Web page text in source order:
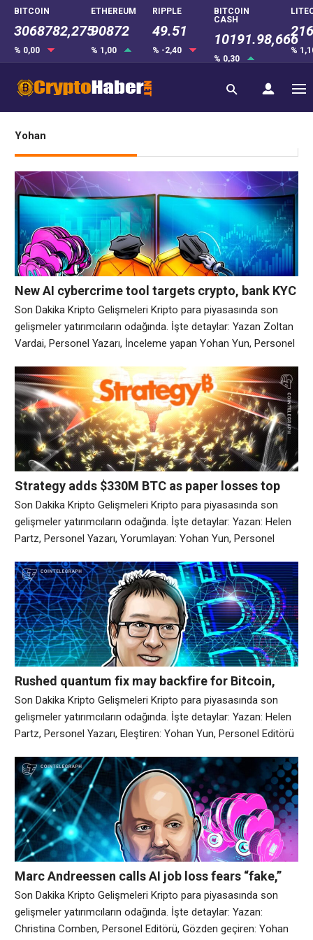
BITCOIN
3068782,275
% 0,00
ETHEREUM
90872
% 1,00
RIPPLE
49.51
% -2,40
BITCOIN
CASH
10191.98,666
% 0,30
%
Yohan
New AI cybercrime tool targets crypto, bank KYC
systems via deepfakes | Kripto Haberleri
Son Dakika Kripto Gelişmeleri Kripto para piyasasında son
gelişmeler yatırımcıların odağında. İşte detaylar: Yazan Zoltan
Vardai, Personel Yazarı, İnceleme yapan Yohan Yun, Personel
banka KYC sistemlerini hedef alıyor 54 dakika önce Bir
Darknet tehdit aktörü, AI tarafından oluşturulan derin
sahtekarlıklar ve gerçek zamanlı ses değiştirme
Strategy adds $330M BTC as paper losses top
$14.5B in Q1 | Kripto Haberleri
Son Dakika Kripto Gelişmeleri Kripto para piyasasında son
gelişmeler yatırımcıların odağında. İşte detaylar: Yazan: Helen
Partz, Personel Yazarı, Yorumlayan: Yohan Yun, Personel
aşması nedeniyle 330 milyon $ BTC eklediStrategy, Bitcoin
alımlarına yeniden başladı, 329,9 milyon $ karşılığında 4.871
BTC satın alırken, 14,46 milyar $’lık gerçekleşmemiş zarar
Rushed quantum fix may backfire for Bitcoin,
Samson Mow warns | Kripto Haberleri
Son Dakika Kripto Gelişmeleri Kripto para piyasasında son
gelişmeler yatırımcıların odağında. İşte detaylar: Yazan: Helen
Partz, Personel Yazarı, Eleştiren: Yohan Yun, Personel Editörü
tepebilir, diye uyardı Samson Mow 59 dakika önce Samson
Mow, Bitcoin’in kuantum sonrası kriptografiye geçişini
hızlandırma çağrılarına karşı çıkıyor ve bunun yeni güvenlik
açıkları yaratabileceği
Marc Andreessen calls AI job loss fears “fake,”
expects employment gains | Kripto Haberleri
Son Dakika Kripto Gelişmeleri Kripto para piyasasında son
gelişmeler yatırımcıların odağında. İşte detaylar: Yazan:
Christina Comben, Personel Editörü, Gözden geçiren: Yohan